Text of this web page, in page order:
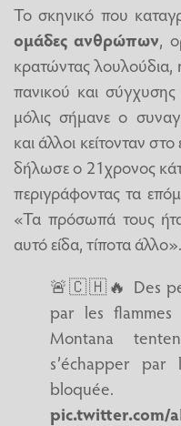
Το σκηνικό που
ομάδες ανθρώπων,
κρατώντας λουλούδια,
πανικού και
μόλις σήμανε ο
και άλλοι κείτονταν
δήλωσε ο 21χρονος
περιγράφοντας τα
«Τα πρόσωπά τους
αυτό είδα, τίποτα άλλο».
🚨🇨🇭🔥 Des
par les
Montana
s’échapper
pic.twitter.com/